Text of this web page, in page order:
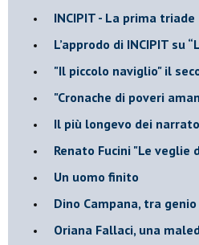
INCIPIT - La prima triade
L’approdo di INCIPIT su
​"Il piccolo naviglio" il
​"Cronache di poveri
​Il più longevo dei
Renato Fucini "Le veglie
Un uomo finito
​Dino Campana, tra
​Oriana Fallaci, una